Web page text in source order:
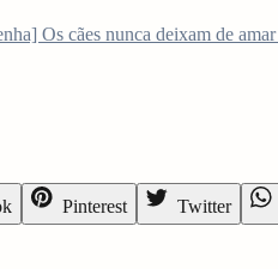
Os cães nunca deixam de
Pinterest Twitter